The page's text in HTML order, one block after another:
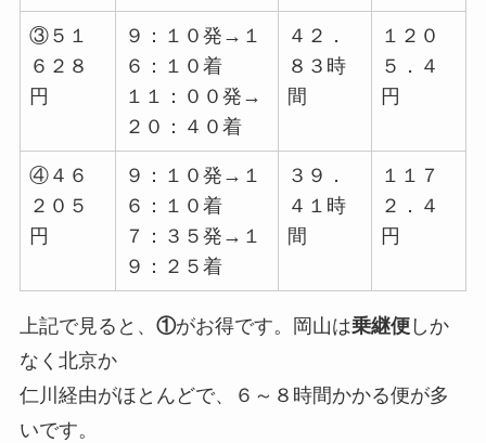
③５１
６２８
円
９：１０発→１
６：１０着
１１：００発→
２０：４０着
４２．
８３時
間
１２０
５．４
円
④４６
２０５
円
９：１０発→１
６：１０着
７：３５発→１
９：２５着
３９．
４１時
間
１１７
２．４
円
上記で見ると、 ①がお得です。岡山は乗継便しか
なく北京か
仁川経由がほとんどで、６～８時間かかる便が多
いです。